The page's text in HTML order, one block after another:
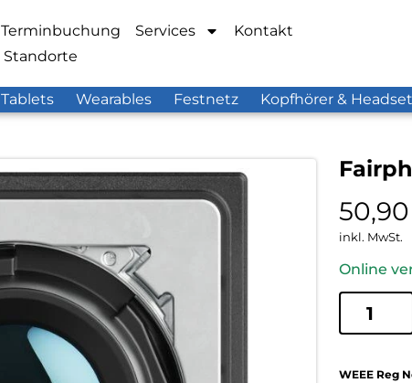
Terminbuchung Services
Kontakt
Standorte
Tablets Wearables Festnetz Kopfhörer &
50,90
inkl. MwSt.
Online
WEEE Reg